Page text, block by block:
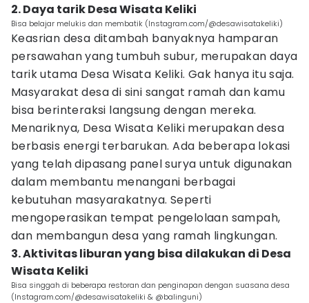
2. Daya tarik Desa Wisata Keliki
Bisa belajar melukis dan membatik (Instagram.com/@desawisatakeliki)
Keasrian desa ditambah banyaknya hamparan
persawahan yang tumbuh subur, merupakan daya
tarik utama Desa Wisata Keliki. Gak hanya itu saja.
Masyarakat desa di sini sangat ramah dan kamu
bisa berinteraksi langsung dengan mereka.
Menariknya, Desa Wisata Keliki merupakan desa
berbasis energi terbarukan. Ada beberapa lokasi
yang telah dipasang panel surya untuk digunakan
dalam membantu menangani berbagai
kebutuhan masyarakatnya. Seperti
mengoperasikan tempat pengelolaan sampah,
dan membangun desa yang ramah lingkungan.
3. Aktivitas liburan yang bisa dilakukan di Desa
Wisata Keliki
Bisa singgah di beberapa restoran dan penginapan dengan suasana desa
(Instagram.com/@desawisatakeliki & @balinguni)